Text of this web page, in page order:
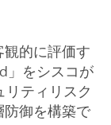
観的に評価す
」をシスコが
リティリスク
防御を構築で